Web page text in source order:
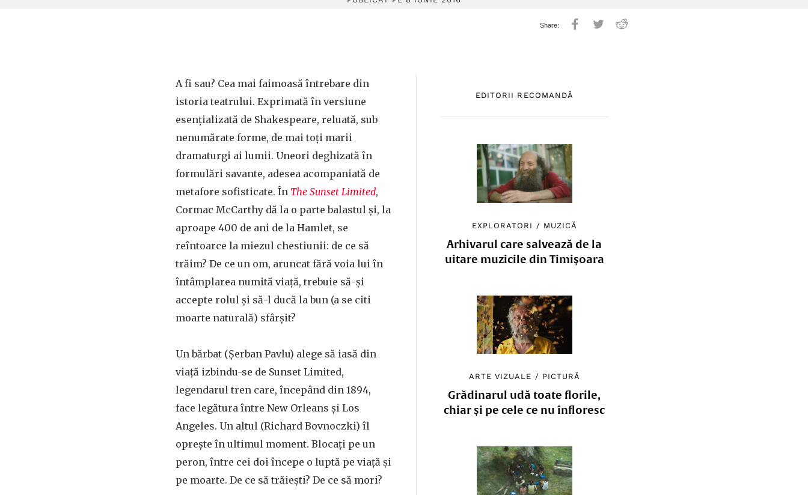
EDITORII RECOMANDĂ
EXPLORATORI / MUZICĂ
Arhivarul care salvează de la
uitare muzicile din Timișoara
ARTE VIZUALE / PICTURĂ
Grădinarul udă toate florile,
chiar și pe cele ce nu înfloresc
A fi sau? Cea mai faimoasă întrebare din
istoria teatrului. Exprimată în versiune
esenţializată de Shakespeare, reluată, sub
nenumărate forme, de mai toţi marii
dramaturgi ai lumii. Uneori deghizată în
formulări savante, adesea acompaniată de
metafore sofisticate. În The Sunset Limited,
Cormac McCarthy dă la o parte balastul şi, la
aproape 400 de ani de la Hamlet, se
reîntoarce la miezul chestiunii: de ce să
trăim? De ce un om, aruncat fără voia lui în
întâmplarea numită viaţă, trebuie să-şi
accepte rolul şi să-l ducă la bun (a se citi
moarte naturală) sfârşit?
Un bărbat (Şerban Pavlu) alege să iasă din
viață izbindu-se de Sunset Limited,
legendarul tren care, începând din 1894,
face legătura între New Orleans şi Los
Angeles. Un altul (Richard Bovnoczki) îl
opreşte în ultimul moment. Blocaţi pe un
peron, între cei doi începe o luptă pe viaţă şi
pe moarte. De ce să trăiești? De ce să mori?